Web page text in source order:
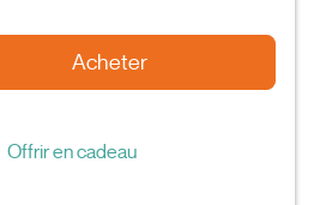
Acheter
Offrir en cadeau